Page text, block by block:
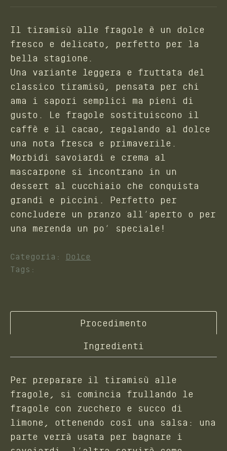
Il tiramisù alle fragole è un dolce
fresco e delicato, perfetto per la
bella stagione.
Una variante leggera e fruttata del
classico tiramisù, pensata per chi
ama i sapori semplici ma pieni di
gusto. Le fragole sostituiscono il
caffè e il cacao, regalando al dolce
una nota fresca e primaverile.
Morbidi savoiardi e crema al
mascarpone si incontrano in un
dessert al cucchiaio che conquista
grandi e piccini. Perfetto per
concludere un pranzo all’aperto o per
una merenda un po’ speciale!
Categoria: Dolce
Tags:
Procedimento
Ingredienti
Per preparare il tiramisù alle
fragole, si comincia frullando le
fragole con zucchero e succo di
limone, ottenendo così una salsa: una
parte verrà usata per bagnare i